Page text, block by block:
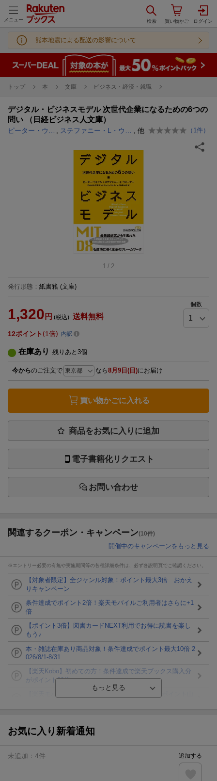
メニュー
熊本地震による配送の影響について
トップ 本 文庫 ビジネス・経済・就職
デジタル・ビジネスモデル 次世代企業になるための6つの
問い （日経ビジネス人文庫）
, 他 （ 1 件）
1 / 2
発行形態 ： 紙書籍 (文庫)
1,320 円 (税込) 送料無料
個数
12ポイント 1倍 内訳
在庫あり 残りあと 3個
今からのご注文で なら8月9日(日)にお届け
買い物かごに入れる
商品をお気に入りに追加
電子書籍化リクエスト
お問い合わせ
関連するクーポン・キャンペーン(10件)
開催中のキャンペーンをもっと見る
※エントリー必要の有無や実施期間等の各種詳細条件は、必ず各説明頁でご確認ください。
【対象者限定】全ジャンル対象！ポイント最大3倍 おかえ
りキャンペーン
条件達成でポイント2倍！楽天モバイルご利用者はさらに+1
倍
【ポイント3倍】図書カードNEXT利用でお得に読書を楽し
もう♪
本・雑誌在庫あり商品対象！条件達成でポイント最大10倍 2
026/8/1-8/31
【楽天Kobo】初めての方！条件達成で楽天ブックス購入分
がポイント20倍
ト山分け
エントリー＆3,000円以上購入で無料データSIM（3GB/月プ
お気に入り新着通知
未追加： 4件 追加する